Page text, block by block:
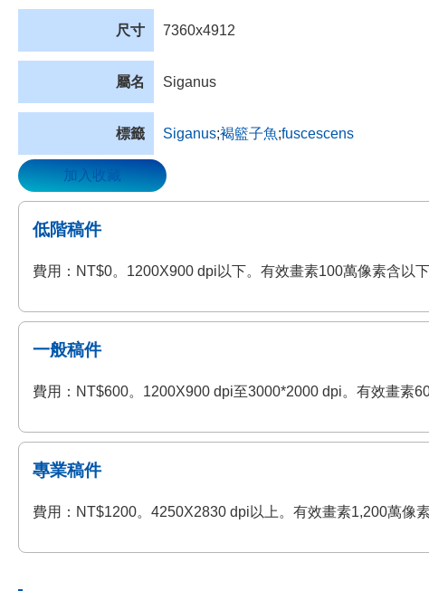
尺寸 7360x4912
屬名 Siganus
標籤 Siganus;褐籃子魚;fuscescens
加入收藏
低階稿件
費用：NT$0。1200X900 dpi以下。有效畫素100萬像素含以下
一般稿件
費用：NT$600。1200X900 dpi至3000*2000 dpi。有效畫素
專業稿件
費用：NT$1200。4250X2830 dpi以上。有效畫素1,200萬像